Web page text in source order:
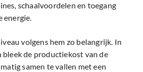
schaalvoordelen en toegang
energie.
volgens hem zo belangrijk. In
de productiekost van de
samen te vallen met een